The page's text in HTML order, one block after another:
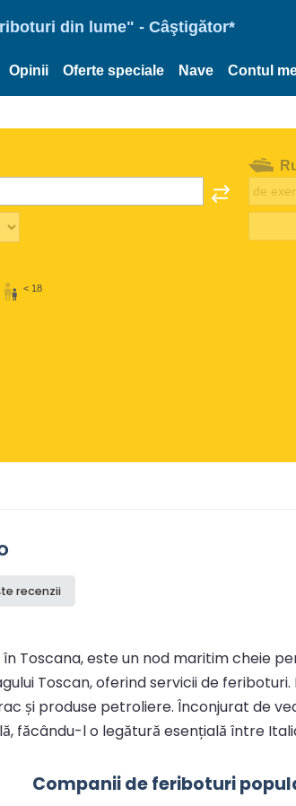
din lume" - Câştigător*
Opinii Oferte speciale Nave Contul
< 18
recenzii
Toscana, este un nod maritim cheie
Toscan, oferind servicii de
și produse petroliere. Înconjurat de
făcându-l o legătură esențială între
Companii de feriboturi